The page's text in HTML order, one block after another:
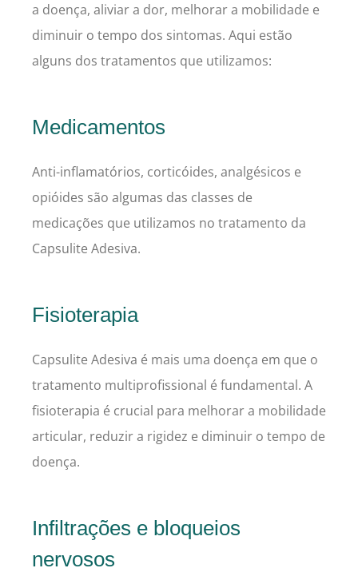
a doença, aliviar a dor, melhorar a mobilidade e
diminuir o tempo dos sintomas. Aqui estão
alguns dos tratamentos que utilizamos:
Medicamentos
Anti-inflamatórios, corticóides, analgésicos e
opióides são algumas das classes de
medicações que utilizamos no tratamento da
Capsulite Adesiva.
Fisioterapia
Capsulite Adesiva é mais uma doença em que o
tratamento multiprofissional é fundamental. A
fisioterapia é crucial para melhorar a mobilidade
articular, reduzir a rigidez e diminuir o tempo de
doença.
Infiltrações e bloqueios
nervosos